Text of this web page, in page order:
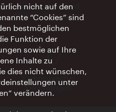
Vienna City Card
Affiliate Programm
Elektronische
Rechnungen
nicht auf den
“Cookies” sind
bestmöglichen
Funktion der
sowie auf Ihre
Inhalte zu
dies nicht wünschen,
unter
verändern.